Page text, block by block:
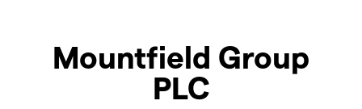
Mountfield Group
PLC